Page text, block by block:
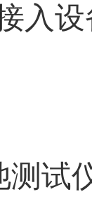
入
测试